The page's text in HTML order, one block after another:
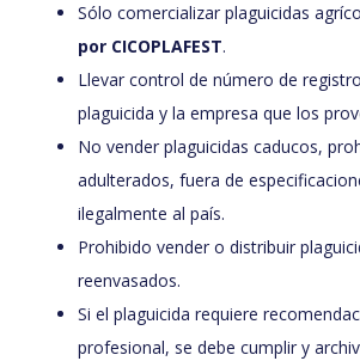
Sólo comercializar plaguicidas
por CICOPLAFEST.
Llevar control de número de
plaguicida y la empresa que los
No vender plaguicidas caducos,
adulterados, fuera de
ilegalmente al país.
Prohibido vender o distribuir
reenvasados.
Si el plaguicida requiere
profesional, se debe cumplir y